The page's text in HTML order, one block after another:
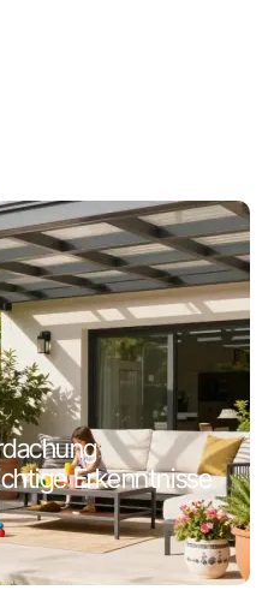
Erkenntnisse